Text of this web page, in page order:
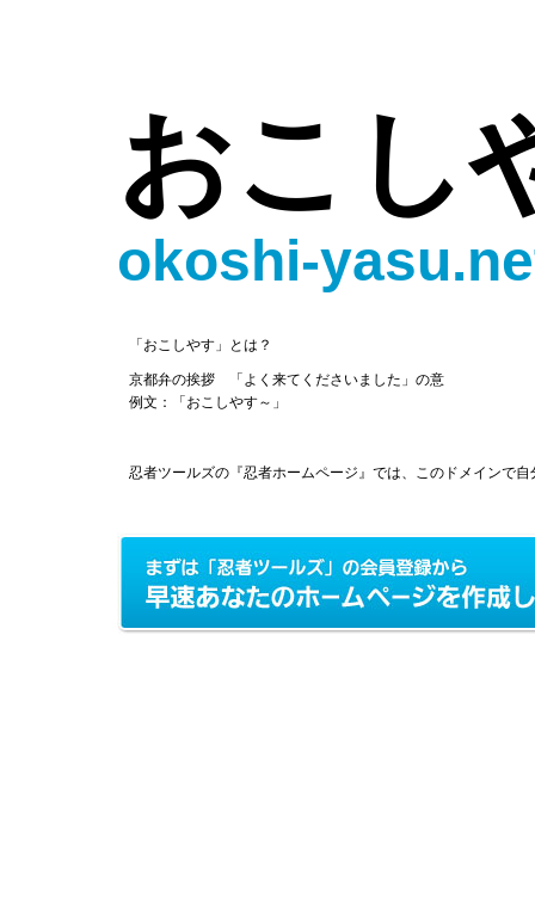
おこし
okoshi-
「おこしやす」とは？
京都弁の挨拶 「よく来てくださいました」の意
例文：「おこしやす～」
忍者ツールズの『忍者ホームページ』では、このドメインで